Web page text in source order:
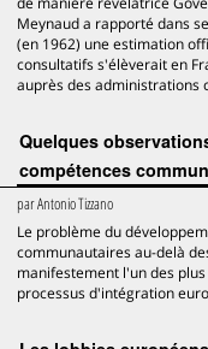
Meynaud a rapporté dans
(en 1962) une estimation
consultatifs s'élèverait en
auprès des administrations
Quelques
compétences
parAntonio Tizzano
Le problème du
communautaires au-delà
manifestement l'un des
processus d'intégration